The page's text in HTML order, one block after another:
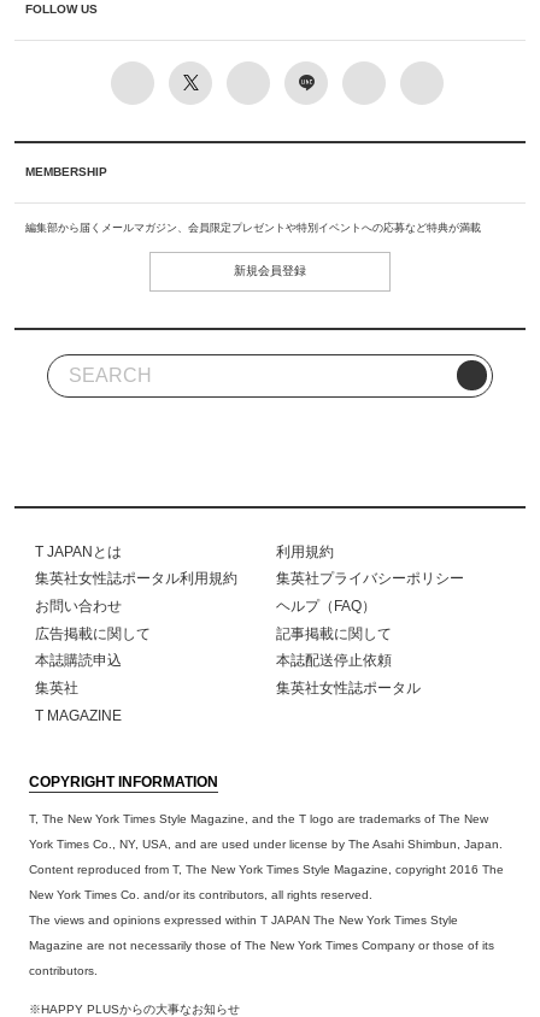
FOLLOW US
MEMBERSHIP
編集部から届くメールマガジン、会員限定プレゼントや特別イベントへの応募など特典が満載
新規会員登録
T JAPANとは
利用規約
集英社女性誌ポータル利用規約
集英社プライバシーポリシー
お問い合わせ
ヘルプ（FAQ）
広告掲載に関して
記事掲載に関して
本誌購読申込
本誌配送停止依頼
集英社
集英社女性誌ポータル
T MAGAZINE
COPYRIGHT INFORMATION
T, The New York Times Style Magazine, and the T logo are trademarks of The New
York Times Co., NY, USA, and are used under license by The Asahi Shimbun, Japan.
Content reproduced from T, The New York Times Style Magazine, copyright 2016 The
New York Times Co. and/or its contributors, all rights reserved.
The views and opinions expressed within T JAPAN The New York Times Style
Magazine are not necessarily those of The New York Times Company or those of its
contributors.
※HAPPY PLUSからの大事なお知らせ